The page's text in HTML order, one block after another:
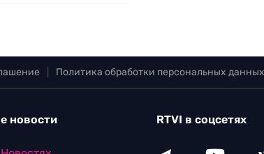
Политика обработки персональных данных
новости RTVI в соцсетях